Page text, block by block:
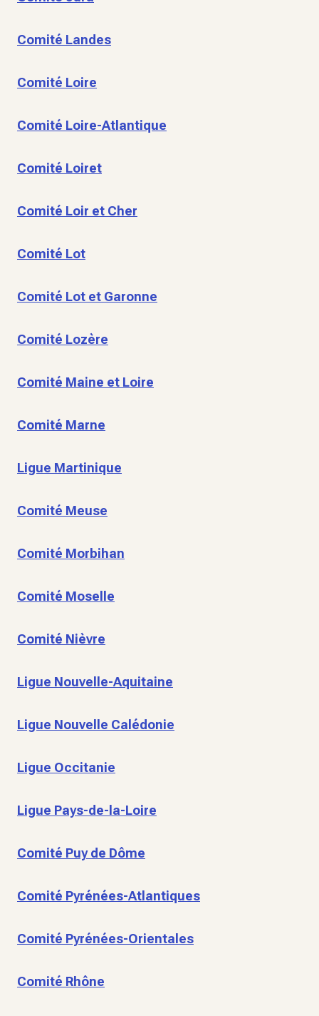
Comité Landes
Comité Loire
Comité Loire-Atlantique
Comité Loiret
Comité Loir et Cher
Comité Lot
Comité Lot et Garonne
Comité Lozère
Comité Maine et Loire
Comité Marne
Ligue Martinique
Comité Meuse
Comité Morbihan
Comité Moselle
Comité Nièvre
Ligue Nouvelle-Aquitaine
Ligue Nouvelle Calédonie
Ligue Occitanie
Ligue Pays-de-la-Loire
Comité Puy de Dôme
Comité Pyrénées-Atlantiques
Comité Pyrénées-Orientales
Comité Rhône